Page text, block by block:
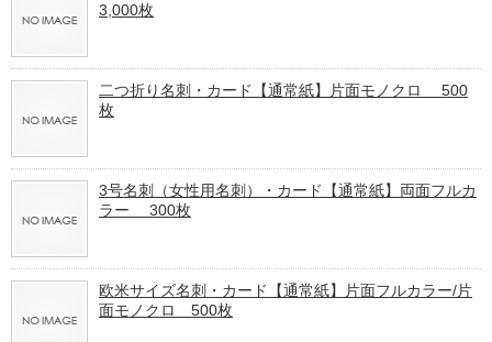
3,000枚
二つ折り名刺・カード【通常紙】片面モノクロ 500
枚
3号名刺（女性用名刺）・カード【通常紙】両面フルカ
ラー 300枚
欧米サイズ名刺・カード【通常紙】片面フルカラー/片
面モノクロ 500枚